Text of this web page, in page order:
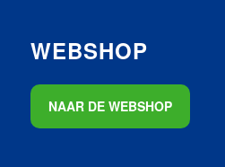
WEBSHOP
NAAR DE WEBSHOP